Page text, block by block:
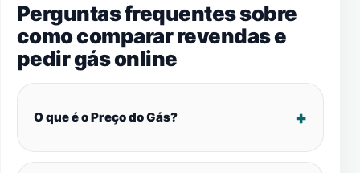
Perguntas frequentes sobre
como comparar revendas e
pedir gás online
O que é o Preço do Gás?